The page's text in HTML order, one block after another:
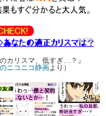
8 / 10
カリスマ、低すぎ…？』
ニコニコ静画より）